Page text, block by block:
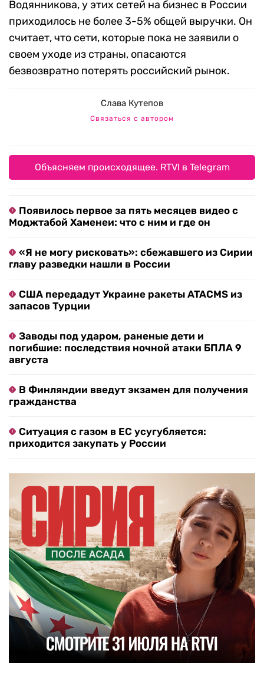
Водянникова, у этих сетей на бизнес в России
приходилось не более 3-5% общей выручки. Он
считает, что сети, которые пока не заявили о
своем уходе из страны, опасаются
безвозвратно потерять российский рынок.
Слава Кутепов
Связаться с автором
Объясняем происходящее. RTVI в Telegram
Появилось первое за пять месяцев видео с
Моджтабой Хаменеи: что с ним и где он
«Я не могу рисковать»: сбежавшего из Сирии
главу разведки нашли в России
США передадут Украине ракеты ATACMS из
запасов Турции
Заводы под ударом, раненые дети и
погибшие: последствия ночной атаки БПЛА 9
августа
В Финляндии введут экзамен для получения
гражданства
Ситуация с газом в ЕС усугубляется:
приходится закупать у России